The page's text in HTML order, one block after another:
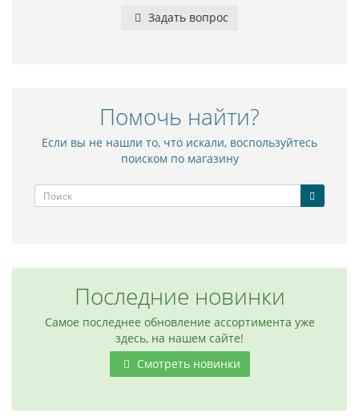
Задать вопрос
Помочь найти?
Если вы не нашли то, что искали, воспользуйтесь
поиском по магазину
Последние новинки
Самое последнее обновление ассортимента уже
здесь, на нашем сайте!
Смотреть новинки